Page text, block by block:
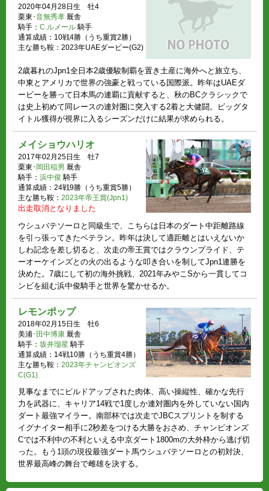
2020年04月28日生 牡4
栗東･音無秀孝 厩舎
騎手： C.ルメール 騎手
通算成績：10戦4勝（うち重賞2勝）
主な勝ち鞍：2023年UAEダービー(G2)
2歳暮れのJpn1全日本2歳優駿制覇を置き土産に海外へと旅立ち、
中東とアメリカで世界の強豪と戦っている国際派。昨年はUAEダ
ービーを勝って日本馬の連覇に貢献すると、秋のBCクラシックで
は史上初めて同レースの連対圏に突入する2着と大健闘。ビッグタ
イトル獲得が視界に入るシーズンだけに結果が求められる。
メイショウハリオ
2017年02月25日生 牡7
栗東･ 岡田稲男 厩舎
騎手： 浜中俊 騎手
通算成績：24戦9勝（うち重賞5勝）
主な勝ち鞍： 2023年帝王賞(Jpn1)
出走取消となりました
ウシュバテソーロと同級生で、こちらは日本のダート中距離路線
を引っ張ってきたベテラン。昨年は決して適距離とはいえないか
しわ記念を差し切ると、次走の帝王賞ではクラウンプライド、テ
ーオーケインズとの火の出るような叩き合いを制してJpn1連勝を
決めた。7歳にして初の海外挑戦、2021年みやこSから一貫してコ
ンビを組む浜中俊騎手と世界を驚かせるか。
レモンポップ
2018年02月15日生 牡6
美浦･ 田中博康 厩舎
騎手： 坂井瑠星 騎手
通算成績：14戦10勝（うち重賞4勝）
主な勝ち鞍： 2023年チャンピオンズ
C(G1)
見事なまでにビルドアップされた肉体、高い操縦性、確かな先行
力を武器に、キャリア14戦で1度しか連対圏内を外していない国内
ダート最強マイラー。南部杯では次走でJBCスプリントを制する
イグナイター相手に2秒差をつける大勝をおさめ、チャンピオンズ
Cでは不利中の不利といえる中京ダート1800mの大外枠から逃げ切
った。もう1頭の現役最強ダート馬ウシュバテソーロとの初対決、
世界最高峰の舞台で雌雄を決する。